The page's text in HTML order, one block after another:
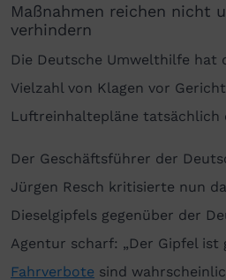
Maßnahmen reichen nicht
verhindern
Die Deutsche Umwelthilfe hat
Vielzahl von Klagen vor
Luftreinhaltepläne tatsächlich
Der Geschäftsführer der
Jürgen Resch kritisierte nun
Dieselgipfels gegenüber der
Agentur scharf: „Der Gipfel ist
Fahrverbote sind